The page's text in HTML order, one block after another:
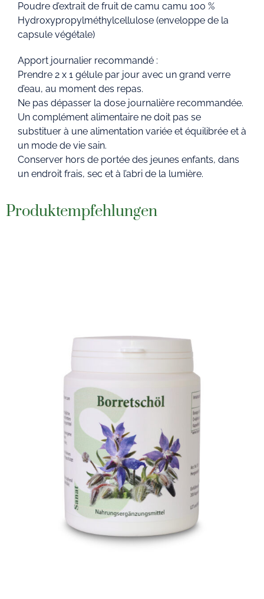
Poudre d’extrait de fruit de camu camu 100 %
Hydroxypropylméthylcellulose (enveloppe de la
capsule végétale)
Apport journalier recommandé :
Prendre 2 x 1 gélule par jour avec un grand verre
d’eau, au moment des repas.
Ne pas dépasser la dose journalière recommandée.
Un complément alimentaire ne doit pas se
substituer à une alimentation variée et équilibrée et à
un mode de vie sain.
Conserver hors de portée des jeunes enfants, dans
un endroit frais, sec et à l’abri de la lumière.
Produktempfehlungen